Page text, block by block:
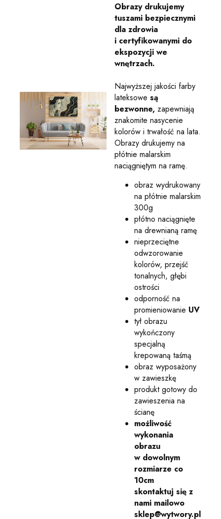
Obrazy drukujemy
tuszami bezpiecznymi
dla zdrowia
i certyfikowanymi do
ekspozycji we
wnętrzach.
Najwyższej jakości farby
lateksowe są
bezwonne, zapewniają
znakomite nasycenie
kolorów i trwałość na lata.
Obrazy drukujemy na
płótnie malarskim
naciągniętym na ramę.
obraz wydrukowany
na płótnie malarskim
300g
płótno naciągnięte
na drewnianą ramę
nieprzeciętne
odwzorowanie
kolorów, przejść
tonalnych, głębi
ostrości
odporność na
promieniowanie UV
tył obrazu
wykończony
specjalną
krepowaną taśmą
obraz wyposażony
w zawieszkę
produkt gotowy do
zawieszenia na
ścianę
możliwość
wykonania
obrazu
w dowolnym
rozmiarze co
10cm
skontaktuj się z
nami mailowo
sklep@wytwory.pl